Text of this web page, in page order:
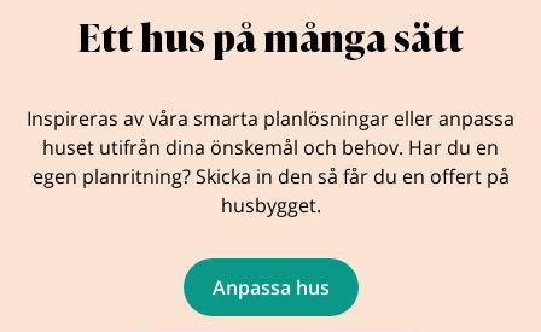
Ett hus på många sätt
Inspireras av våra smarta planlösningar eller anpassa
huset utifrån dina önskemål och behov. Har du en
egen planritning? Skicka in den så får du en offert på
husbygget.
Anpassa hus